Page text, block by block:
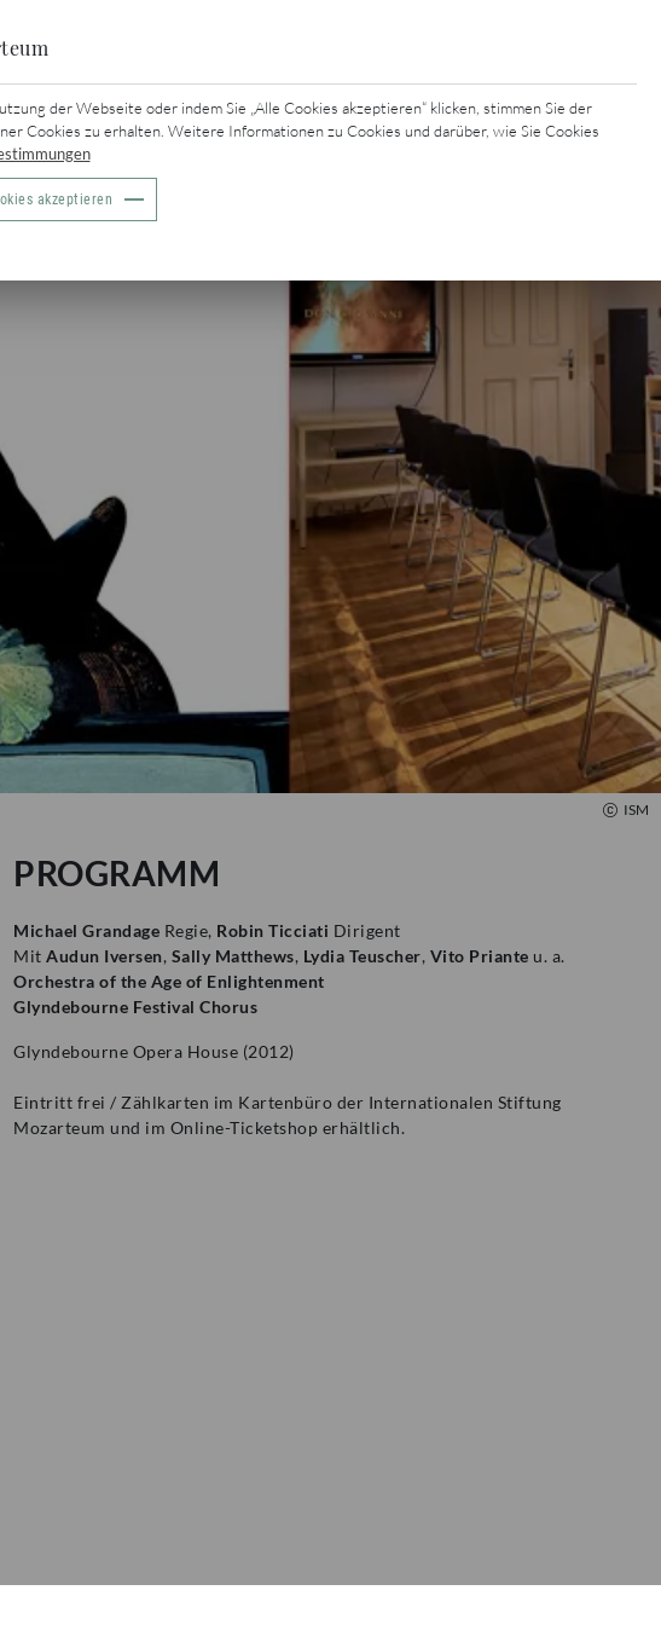
der Webseite oder indem Sie „Alle Cookies akzeptieren“ klicken, stimmen Sie der
Cookies zu erhalten. Weitere Informationen zu Cookies und darüber, wie Sie Cookies
akzeptieren
ISM
PROGRAMM
Michael Grandage Regie, Robin Ticciati Dirigent
Mit Audun Iversen, Sally Matthews, Lydia Teuscher, Vito Priante u. a.
Orchestra of the Age of Enlightenment
Glyndebourne Festival Chorus
Glyndebourne Opera House (2012)
Eintritt frei / Zählkarten im Kartenbüro der Internationalen Stiftung
Mozarteum und im Online-Ticketshop erhältlich.